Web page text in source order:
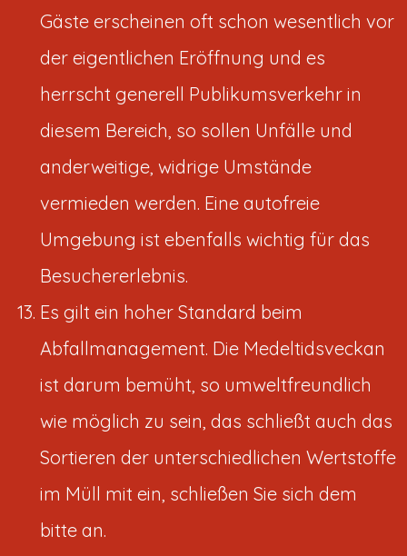
Gäste erscheinen oft schon wesentlich vor
der eigentlichen Eröffnung und es
herrscht generell Publikumsverkehr in
diesem Bereich, so sollen Unfälle und
anderweitige, widrige Umstände
vermieden werden. Eine autofreie
Umgebung ist ebenfalls wichtig für das
Besuchererlebnis.
Es gilt ein hoher Standard beim
Abfallmanagement. Die Medeltidsveckan
ist darum bemüht, so umweltfreundlich
wie möglich zu sein, das schließt auch das
Sortieren der unterschiedlichen Wertstoffe
im Müll mit ein, schließen Sie sich dem
bitte an.